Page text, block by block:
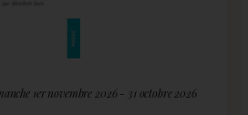
par samedi 31 octobre et dimanche 1er novembre 2026 - 31 octobre 2026